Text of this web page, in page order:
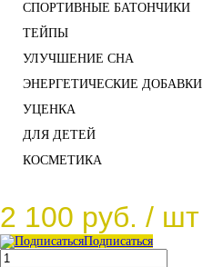
СПОРТИВНЫЕ БАТОНЧИКИ
ТЕЙПЫ
УЛУЧШЕНИЕ СНА
ЭНЕРГЕТИЧЕСКИЕ ДОБАВКИ
УЦЕНКА
ДЛЯ ДЕТЕЙ
КОСМЕТИКА
2 100 руб. / шт
Подписаться